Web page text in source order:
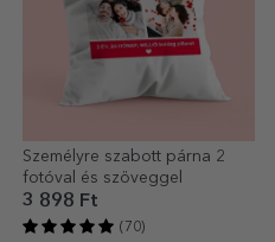
Személyre szabott párna 2
fotóval és szöveggel
3 898 Ft
(70)